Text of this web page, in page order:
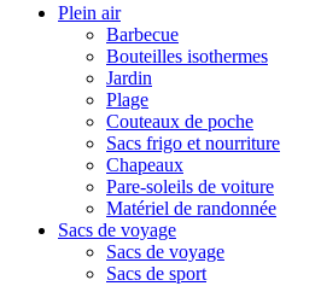
Plein air
Barbecue
Bouteilles isothermes
Jardin
Plage
Couteaux de poche
Sacs frigo et nourriture
Chapeaux
Pare-soleils de voiture
Matériel de randonnée
Sacs de voyage
Sacs de voyage
Sacs de sport